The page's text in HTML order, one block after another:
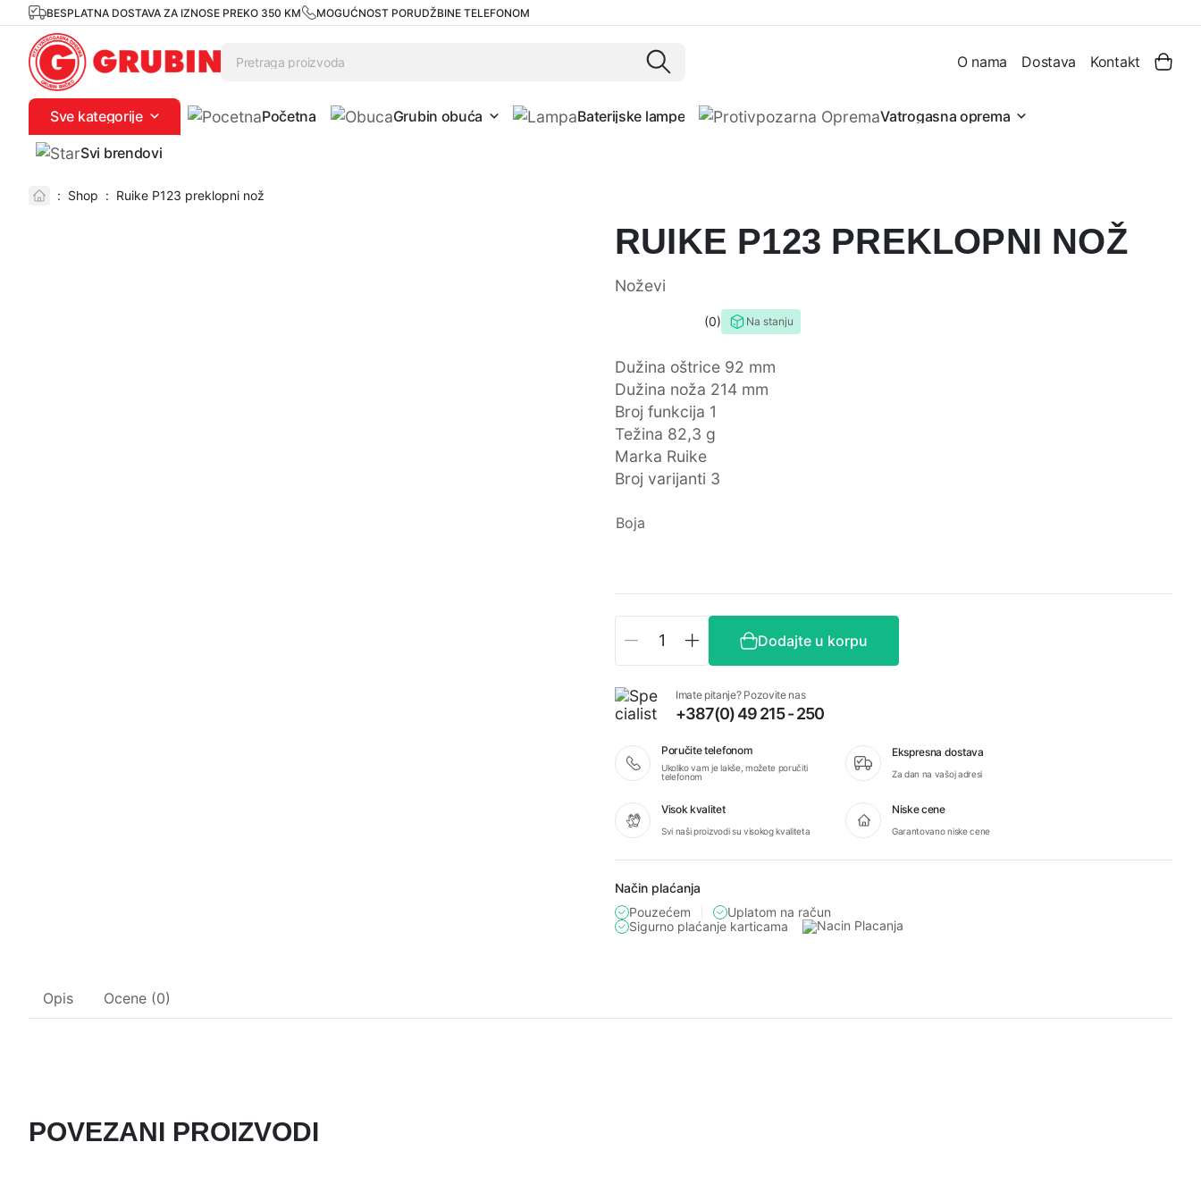
BESPLATNA DOSTAVA ZA IZNOSE PREKO 350 KM MOGUĆNOST PORUDŽBINE TELEFONOM
O nama Dostava Kontakt
Sve kategorije Početna Grubin obuća Baterijske lampe Vatrogasna oprema
Svi brendovi
: Shop : Ruike P123 preklopni nož
RUIKE P123 PREKLOPNI NOŽ
Noževi
0 Na stanju
Dužina oštrice 92 mm
Dužina noža 214 mm
Broj funkcija 1
Težina 82,3 g
Marka Ruike
Broj varijanti 3
Boja
Ruike
preklopni
nož
količina
Dodajte u korpu
Imate pitanje? Pozovite nas
+387(0) 49 215 - 250
Poručite telefonom
Ukoliko vam je lakše, možete poručiti
telefonom
Ekspresna dostava
Za dan na vašoj adresi
Visok kvalitet
Svi naši proizvodi su visokog kvaliteta
Niske cene
Garantovano niske cene
Način plaćanja
Pouzećem
Uplatom na račun
Sigurno plaćanje karticama
Opis Ocene (0)
POVEZANI PROIZVODI